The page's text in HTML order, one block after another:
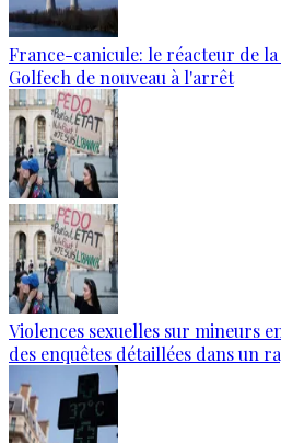
France-canicule: le réacteur de
Golfech de nouveau à l'arrêt
Violences sexuelles sur mineurs
des enquêtes détaillées dans un